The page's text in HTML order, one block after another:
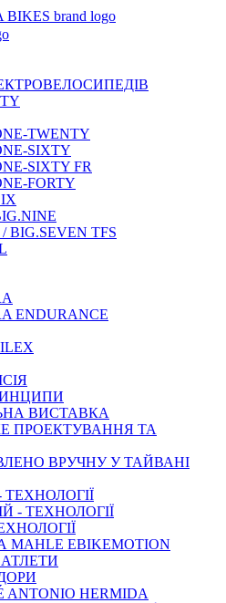
TWENTY
SIXTY
SIXTY FR
FORTY
BIG.SEVEN TFS
ENDURANCE
ВИСТАВКА
ПРОЕКТУВАННЯ ТА
ВРУЧНУ У ТАЙВАНІ
- ТЕХНОЛОГІЇ
EBIKEMOTION
ANTONIO HERMIDA